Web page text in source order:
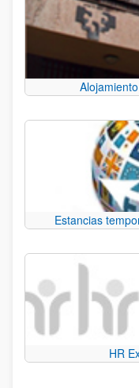
Estancias
HR